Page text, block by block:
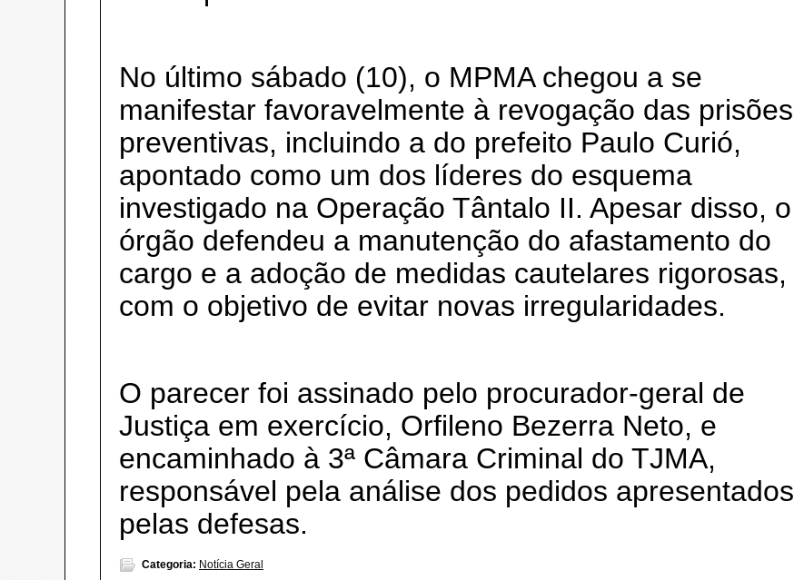
No último sábado (10), o MPMA chegou a se
manifestar favoravelmente à revogação das prisões
preventivas, incluindo a do prefeito Paulo Curió,
apontado como um dos líderes do esquema
investigado na Operação Tântalo II. Apesar disso, o
órgão defendeu a manutenção do afastamento do
cargo e a adoção de medidas cautelares rigorosas,
com o objetivo de evitar novas irregularidades.
O parecer foi assinado pelo procurador-geral de
Justiça em exercício, Orfileno Bezerra Neto, e
encaminhado à 3ª Câmara Criminal do TJMA,
responsável pela análise dos pedidos apresentados
pelas defesas.
Categoria: Notícia Geral